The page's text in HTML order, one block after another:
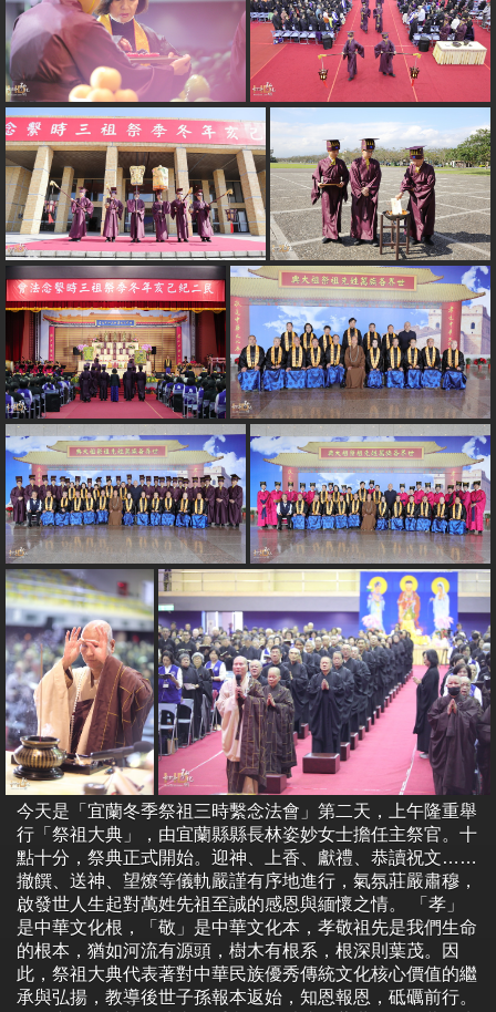
今天是「宜蘭冬季祭祖三時繫念法會」第二天，上午隆重舉
行「祭祖大典」，由宜蘭縣縣長林姿妙女士擔任主祭官。十
點十分，祭典正式開始。迎神、上香、獻禮、恭讀祝文……
撤饌、送神、望燎等儀軌嚴謹有序地進行，氣氛莊嚴肅穆，
啟發世人生起對萬姓先祖至誠的感恩與緬懷之情。 「孝」
是中華文化根，「敬」是中華文化本，孝敬祖先是我們生命
的根本，猶如河流有源頭，樹木有根系，根深則葉茂。因
此，祭祖大典代表著對中華民族優秀傳統文化核心價值的繼
承與弘揚，教導後世子孫報本返始，知恩報恩，砥礪前行。